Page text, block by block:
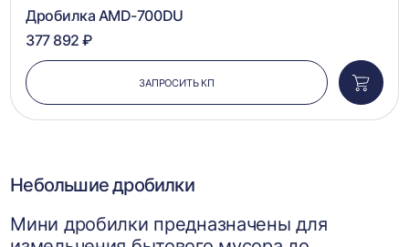
Дробилка AMD-700DU
377 892 ₽
ЗАПРОСИТЬ КП
в
Небольшие дробилки
Мини дробилки предназначены для